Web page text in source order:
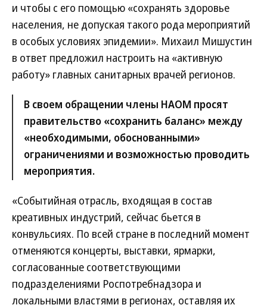
и чтобы с его помощью «сохранять здоровье
населения, не допуская такого рода мероприятий
в особых условиях эпидемии». Михаил Мишустин
в ответ предложил настроить на «активную
работу» главных санитарных врачей регионов.
В своем обращении члены НАОМ просят
правительство «сохранить баланс» между
«необходимыми, обоснованными»
ограничениями и возможностью проводить
мероприятия.
«Событийная отрасль, входящая в состав
креативных индустрий, сейчас бьется в
конвульсиях. По всей стране в последний момент
отменяются концерты, выставки, ярмарки,
согласованные соответствующими
подразделениями Роспотребнадзора и
локальными властями в регионах, оставляя их